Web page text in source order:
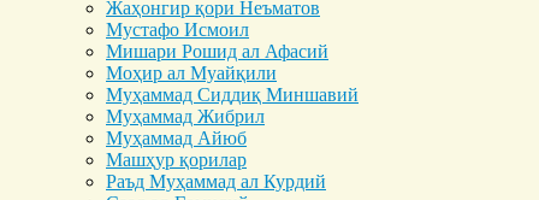
Жаҳонгир қори Неъматов
Мустафо Исмоил
Мишари Рошид ал Афасий
Моҳир ал Муайқили
Муҳаммад Cиддиқ Миншавий
Муҳаммад Жибрил
Муҳаммад Айюб
Машҳур қорилар
Раъд Муҳаммад ал Курдий